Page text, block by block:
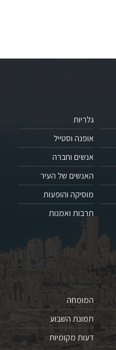
גלריות
אופנה וסטייל
אנשים וחברה
האנשים של העיר
מוסיקה והופעות
תרבות ואמנות
המומחה
תמונת השבוע
דעות מקומיות